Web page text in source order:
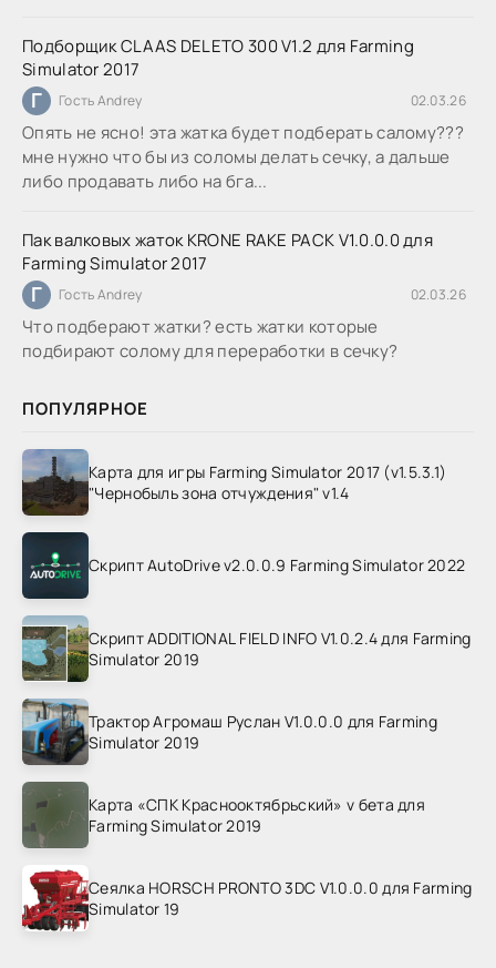
Подборщик CLAAS DELETO 300 V1.2 для Farming
Simulator 2017
Г Гость Andrey 02.03.26
Опять не ясно! эта жатка будет подберать салому???
мне нужно что бы из соломы делать сечку, а дальше
либо продавать либо на бга...
Пак валковых жаток KRONE RAKE PACK V1.0.0.0 для
Farming Simulator 2017
Г Гость Andrey 02.03.26
Что подберают жатки? есть жатки которые
подбирают солому для переработки в сечку?
ПОПУЛЯРНОЕ
Карта для игры Farming Simulator 2017 (v1.5.3.1)
"Чернобыль зона отчуждения" v1.4
Скрипт AutoDrive v2.0.0.9 Farming Simulator 2022
Скрипт ADDITIONAL FIELD INFO V1.0.2.4 для Farming
Simulator 2019
Трактор Агромаш Руслан V1.0.0.0 для Farming
Simulator 2019
Карта «СПК Краснооктябрьский» v бета для
Farming Simulator 2019
Сеялка HORSCH PRONTO 3DC V1.0.0.0 для Farming
Simulator 19